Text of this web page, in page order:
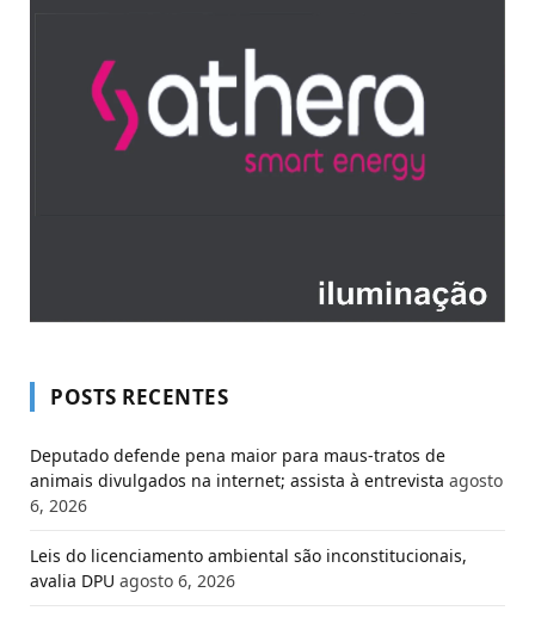
POSTS RECENTES
Deputado defende pena maior para maus-tratos de
animais divulgados na internet; assista à entrevista agosto
6, 2026
Leis do licenciamento ambiental são inconstitucionais,
avalia DPU agosto 6, 2026